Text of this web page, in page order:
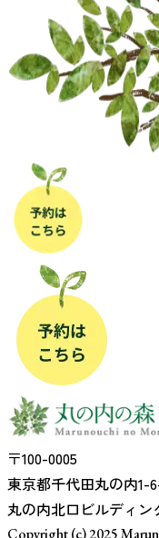
〒100-0005
東京都千代田丸の内1-
丸の内北口ビルディン
Copyright (c) 2025